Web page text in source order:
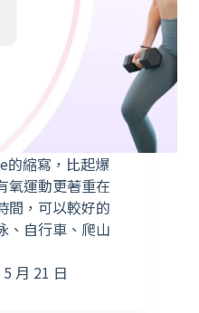
縮寫，比起爆
氧運動更著重在
間，可以較好的
、自行車、爬山
月 21 日